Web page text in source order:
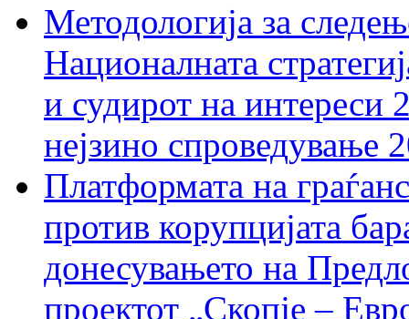
Методологија за
Националната
и судирот на интереси
нејзино спроведување
Платформата на
против корупцијата
донесувањето на
проектот „Скопје –